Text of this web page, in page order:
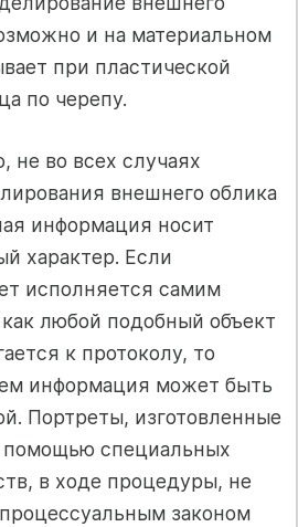
и на материальном
при пластической
по черепу.
во всех случаях
внешнего облика
информация носит
характер. Если
исполняется самим
любой подобный объект
к протоколу, то
информация может быть
Портреты, изготовленные
специальных
в ходе процедуры, не
законом